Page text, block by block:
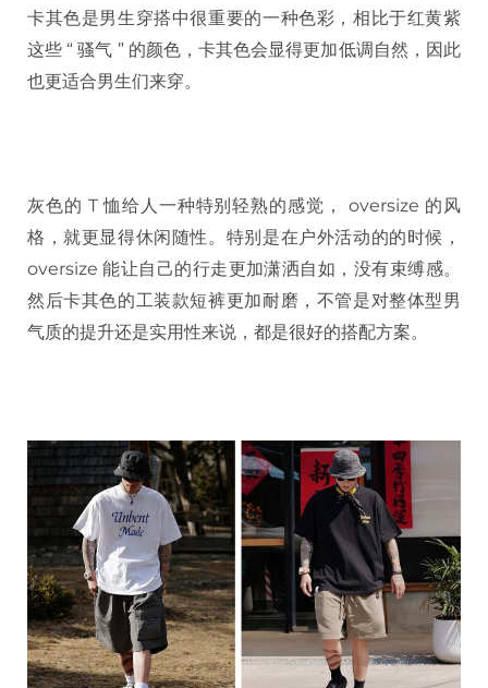
卡其色是男生穿搭中很重要的一种色彩，相比于红黄紫
这些 “ 骚气 ” 的颜色，卡其色会显得更加低调自然，因此
也更适合男生们来穿。
灰色的 T 恤给人一种特别轻熟的感觉， oversize 的风
格，就更显得休闲随性。特别是在户外活动的的时候，
oversize 能让自己的行走更加潇洒自如，没有束缚感。
然后卡其色的工装款短裤更加耐磨，不管是对整体型男
气质的提升还是实用性来说，都是很好的搭配方案。